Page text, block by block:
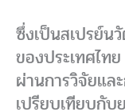
ซึ่งเป็นสเปรย์น
ของประเทศไท
ผ่านการวิจัยแล
เปรียบเทียบกั